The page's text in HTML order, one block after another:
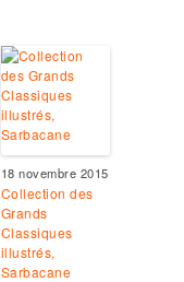
18 novembre 2015
Collection des
Grands
Classiques
illustrés,
Sarbacane